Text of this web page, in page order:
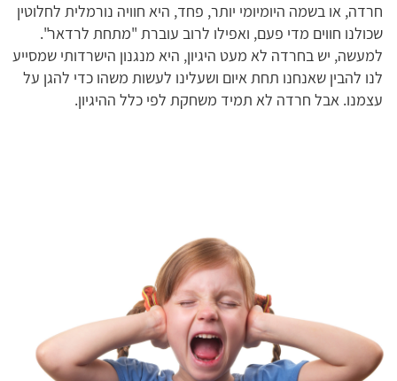
חרדה, או בשמה היומיומי יותר, פחד, היא חוויה נורמלית לחלוטין
שכולנו חווים מדי פעם, ואפילו לרוב עוברת "מתחת לרדאר".
למעשה, יש בחרדה לא מעט היגיון, היא מנגנון הישרדותי שמסייע
לנו להבין שאנחנו תחת איום ושעלינו לעשות משהו כדי להגן על
עצמנו. אבל חרדה לא תמיד משחקת לפי כלל ההיגיון.